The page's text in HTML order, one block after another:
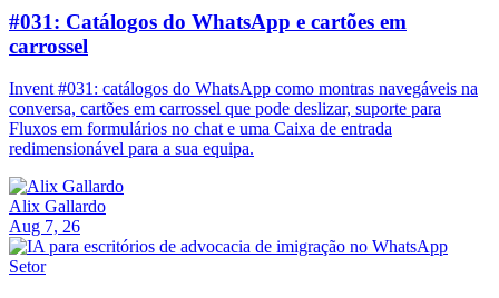
#031: Catálogos do WhatsApp e cartões em
carrossel
Invent #031: catálogos do WhatsApp como montras navegáveis na
conversa, cartões em carrossel que pode deslizar, suporte para
Fluxos em formulários no chat e uma Caixa de entrada
redimensionável para a sua equipa.
Alix Gallardo
Aug 7, 26
Setor